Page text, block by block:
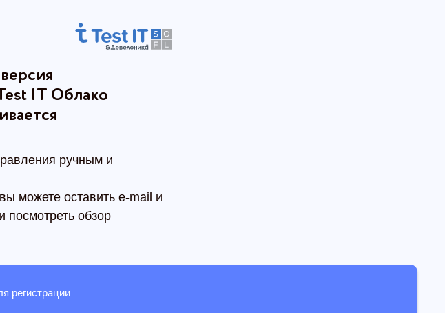
IT Облако
ручным и
можете оставить e-mail и
посмотреть обзор
регистрации